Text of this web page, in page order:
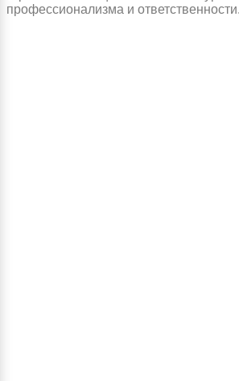
профессионализма и ответственности.